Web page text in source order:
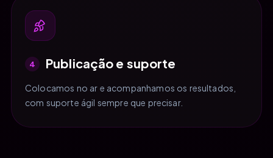
4 Publicação e suporte
Colocamos no ar e acompanhamos os resultados,
com suporte ágil sempre que precisar.